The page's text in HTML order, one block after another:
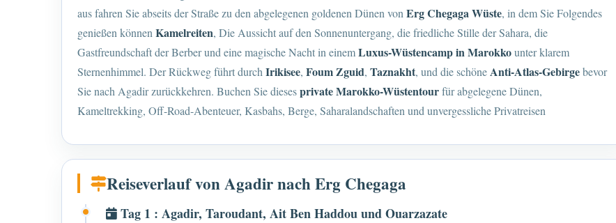
aus fahren Sie abseits der Straße zu den abgelegenen goldenen Dünen von Erg Chegaga Wüste, in dem Sie Folgendes
genießen können Kamelreiten, Die Aussicht auf den Sonnenuntergang, die friedliche Stille der Sahara, die
Gastfreundschaft der Berber und eine magische Nacht in einemLuxus-Wüstencamp in Marokkounter klarem
Sternenhimmel. Der Rückweg führt durch Irikisee, Foum Zguid, Taznakht, und die schöneAnti-Atlas-Gebirgebevor
Sie nach Agadir zurückkehren. Buchen Sie diesesprivate Marokko-Wüstentourfür abgelegene Dünen,
Kameltrekking, Off-Road-Abenteuer, Kasbahs, Berge, Saharalandschaften und unvergessliche Privatreisen
Reiseverlauf von Agadir nach Erg Chegaga
Tag 1 : Agadir, Taroudant, Ait Ben Haddou und Ouarzazate